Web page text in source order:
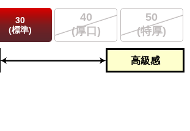
30
(標準)
40
(厚口)
50
(特厚)
高級感